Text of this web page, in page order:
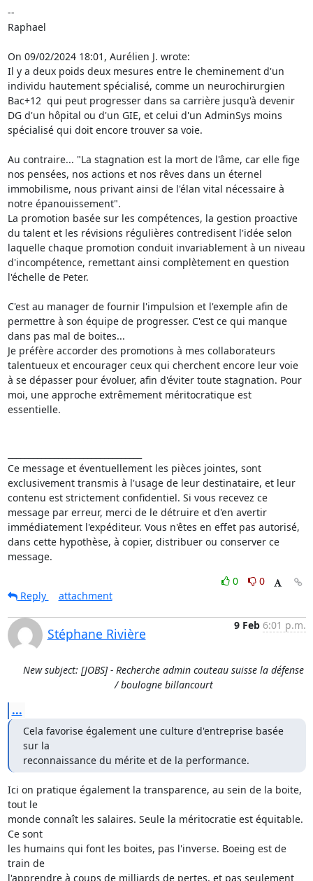
--
Raphael
On 09/02/2024 18:01, Aurélien J. wrote:
Il y a deux poids deux mesures entre le cheminement d'un
individu hautement spécialisé, comme un neurochirurgien
Bac+12  qui peut progresser dans sa carrière jusqu'à devenir
DG d'un hôpital ou d'un GIE, et celui d'un AdminSys moins
spécialisé qui doit encore trouver sa voie.
Au contraire... "La stagnation est la mort de l'âme, car elle fige
nos pensées, nos actions et nos rêves dans un éternel
immobilisme, nous privant ainsi de l'élan vital nécessaire à
notre épanouissement".
La promotion basée sur les compétences, la gestion proactive
du talent et les révisions régulières contredisent l'idée selon
laquelle chaque promotion conduit invariablement à un niveau
d'incompétence, remettant ainsi complètement en question
l'échelle de Peter.
C'est au manager de fournir l'impulsion et l'exemple afin de
permettre à son équipe de progresser. C'est ce qui manque
dans pas mal de boites...
Je préfère accorder des promotions à mes collaborateurs
talentueux et encourager ceux qui cherchent encore leur voie
à se dépasser pour évoluer, afin d'éviter toute stagnation. Pour
moi, une approche extrêmement méritocratique est
essentielle.
Ce message et éventuellement les pièces jointes, sont
exclusivement transmis à l'usage de leur destinataire, et leur
contenu est strictement confidentiel. Si vous recevez ce
message par erreur, merci de le détruire et d'en avertir
immédiatement l'expéditeur. Vous n'êtes en effet pas autorisé,
dans cette hypothèse, à copier, distribuer ou conserver ce
message.
0
0
Reply
attachment
Stéphane Rivière
9 Feb 6:01 p.m.
New subject: [JOBS] - Recherche admin couteau suisse la défense
/ boulogne billancourt
...
Cela favorise également une culture d'entreprise basée
sur la
reconnaissance du mérite et de la performance.
Ici on pratique également la transparence, au sein de la boite,
tout le
monde connaît les salaires. Seule la méritocratie est équitable.
Ce sont
les humains qui font les boites, pas l'inverse. Boeing est de
train de
l'apprendre à coups de milliards de pertes, et pas seulement